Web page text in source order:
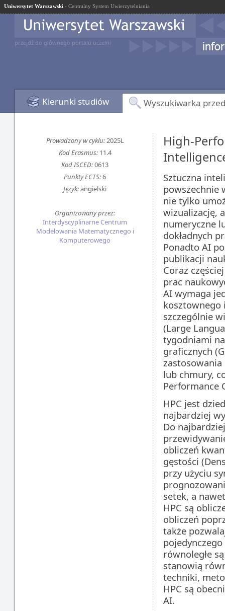
Uniwersytet Warszawski - Centralny System Uwierzytelniania
przejdź do głównego portalu uczelni
Kierunki studiów Wyszukiwarka
Prowadzony w cyklu:2025L
Kod Erasmus:11.4
Kod ISCED:0613
Punkty ECTS:6
Język:angielski
Organizowany przez:
Interdyscyplinarne Centrum
Modelowania Matematycznego i
Komputerowego
High-
Sztuczna
powszechnie
nie tylko
wizualizację,
numeryczne
dokładnych
Ponadto AI
publikacji
Coraz
prac
AI wymaga
kosztownego
szczególnie
(Large
tygodniami
graficznych
lub chmury,
Performance
HPC jest
najbardziej
Do
obliczeń
gęstości
przy użyciu
setek, a
HPC są
obliczeń
także
równoległe
stanowią
techniki,
HPC są
AI.